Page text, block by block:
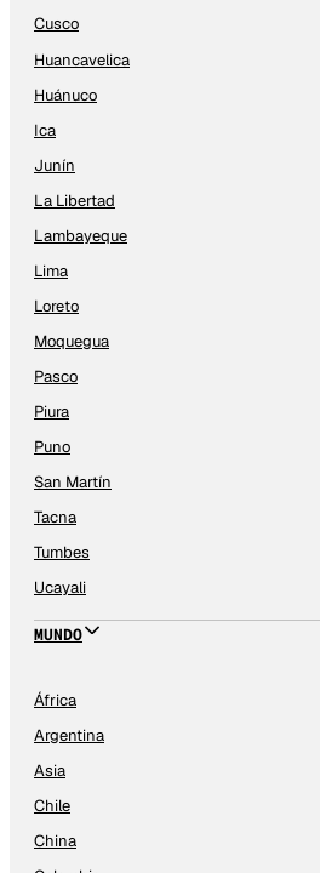
Cusco
Huancavelica
Huánuco
Ica
Junín
La Libertad
Lambayeque
Lima
Loreto
Moquegua
Pasco
Piura
Puno
San Martín
Tacna
Tumbes
Ucayali
MUNDO
África
Argentina
Asia
Chile
China